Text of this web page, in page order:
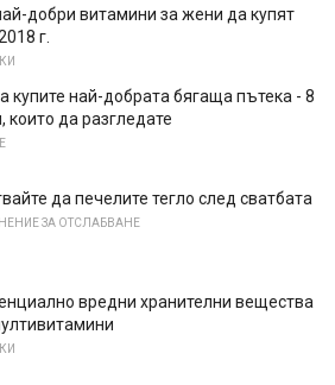
добри витамини за жени да купят
г.
купите най-добрата бягаща пътека - 8
които да разгледате
да печелите тегло след сватбата
ЗА ОТСЛАБВАНЕ
вредни хранителни вещества